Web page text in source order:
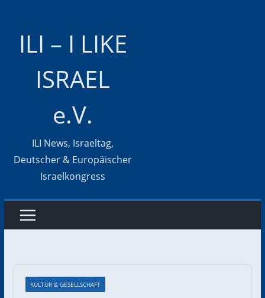
ILI – I LIKE
ISRAEL
e.V.
ILI News, Israeltag,
Deutscher & Europäischer
Israelkongress
KULTUR & GESELLSCHAFT